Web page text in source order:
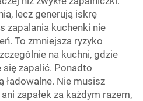
lecz generują iskrę
zapalania kuchenki nie
To zmniejsza ryzyko
na kuchni, gdzie
zapalić. Ponadto
ładowalne. Nie musisz
zapałek za każdym razem,